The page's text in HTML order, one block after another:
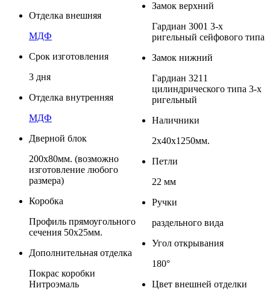
Отделка внешняя
МДФ
Срок изготовления
3 дня
Отделка внутренняя
МДФ
Дверной блок
200х80мм. (возможно
изготовление любого
размера)
Коробка
Профиль прямоугольного
сечения 50х25мм.
Дополнительная отделка
Покрас коробки
Нитроэмаль
Замок верхний
Гардиан 3001 3-х
ригельный сейфового типа
Замок нижний
Гардиан 3211
цилиндрического типа 3-х
ригельный
Наличники
2х40х1250мм.
Петли
22 мм
Ручки
раздельного вида
Угол открывания
180°
Цвет внешней отделки